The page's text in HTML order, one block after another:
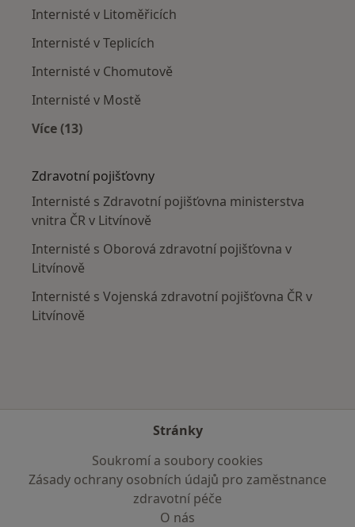
Internisté v Litoměřicích
Internisté v Teplicích
Internisté v Chomutově
Internisté v Mostě
Více (13)
Zdravotní pojišťovny
Internisté s Zdravotní pojišťovna ministerstva
vnitra ČR v Litvínově
Internisté s Oborová zdravotní pojišťovna v
Litvínově
Internisté s Vojenská zdravotní pojišťovna ČR v
Litvínově
Stránky
Soukromí a soubory cookies
Zásady ochrany osobních údajů pro zaměstnance
zdravotní péče
O nás